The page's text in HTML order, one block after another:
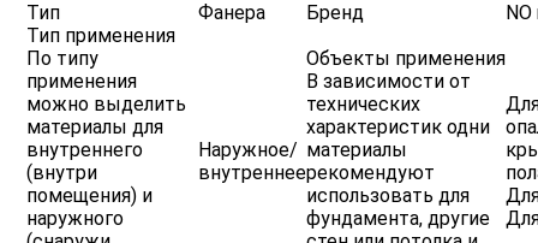
Тип Фанера Бренд
NO
Тип применения
По типу
применения
можно выделить
материалы для
внутреннего
(внутри
помещения) и
наружного
Наружное/
внутреннее
Объекты применения
В зависимости от
технических
характеристик одни
материалы
рекомендуют
использовать для
фундамента, другие